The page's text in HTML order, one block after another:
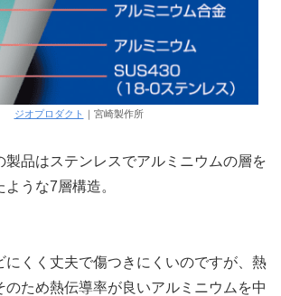
ジオプロダクト ｜宮崎製作所
製品はステンレスでアルミニウムの層を
うな7層構造。
にくく丈夫で傷つきにくいのですが、熱
のため熱伝導率が良いアルミニウムを中